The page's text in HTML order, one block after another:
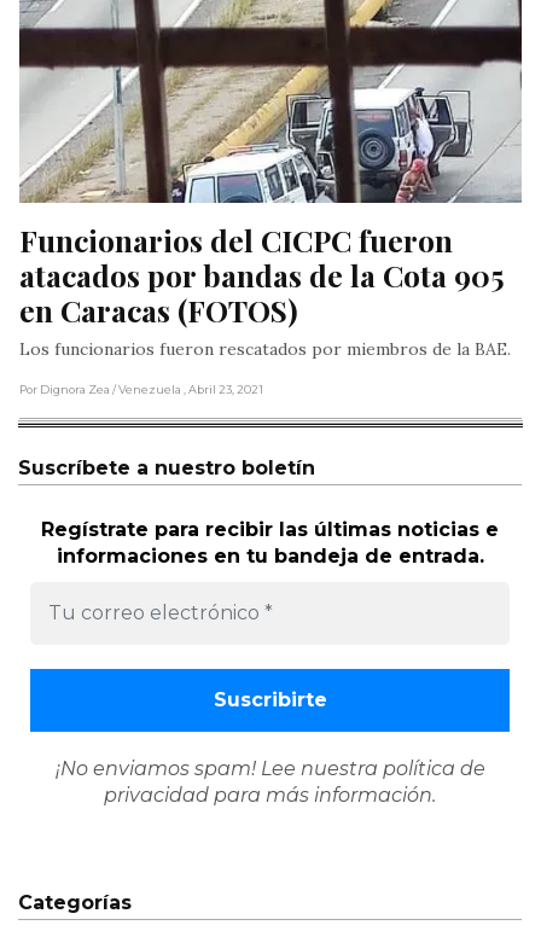
Funcionarios del CICPC fueron
atacados por bandas de la Cota 905
en Caracas (FOTOS)
Los funcionarios fueron rescatados por miembros de la BAE.
Por Dignora Zea / Venezuela , Abril 23, 2021
Suscríbete a nuestro boletín
Regístrate para recibir las últimas noticias e
informaciones en tu bandeja de entrada.
¡No enviamos spam! Lee nuestra política de
privacidad para más información.
Categorías